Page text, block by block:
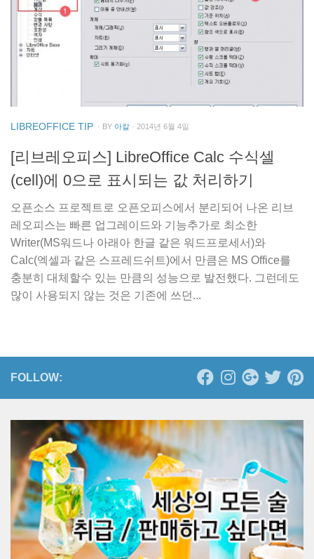
LIBREOFFICE TIP · BY 아칼 · 2014년 6월 4일
[리브레오피스] LibreOffice Calc 수식셀
(cell)에 0으로 표시되는 값 처리하기
오픈소스 프로젝트로 오픈오피스에서 분리되어 나온 리브
레오피스는 빠른 업그레이드와 기능추가로 최소한
Writer(MS워드나 아래아 한글 같은 워드프로세서)와
Calc(엑셀과 같은 스프레드쉬트)에서 만큼은 MS Office를
충분히 대체할수 있는 만큼의 성능으로 발전했다. 그런데도
많이 사용되지 않는 것은 기존에 쓰던...
FOLLOW: